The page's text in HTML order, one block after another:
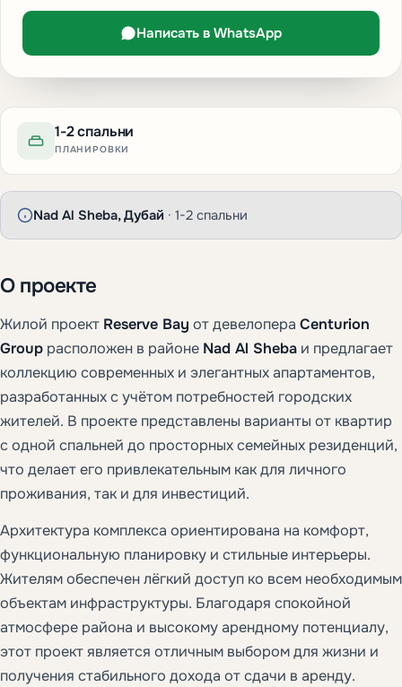
1-2 спальни
ПЛАНИРОВКИ
Nad Al Sheba, Дубай · 1-2 спальни
О проекте
Жилой проект Reserve Bay от девелопера Centurion
Group расположен в районе Nad Al Sheba и предлагает
коллекцию современных и элегантных апартаментов,
разработанных с учётом потребностей городских
жителей. В проекте представлены варианты от квартир
с одной спальней до просторных семейных резиденций,
что делает его привлекательным как для личного
проживания, так и для инвестиций.
Архитектура комплекса ориентирована на комфорт,
функциональную планировку и стильные интерьеры.
Жителям обеспечен лёгкий доступ ко всем необходимым
объектам инфраструктуры. Благодаря спокойной
атмосфере района и высокому арендному потенциалу,
этот проект является отличным выбором для жизни и
получения стабильного дохода от сдачи в аренду.
Написать в WhatsApp